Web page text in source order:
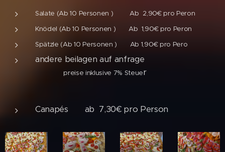
Salate (Ab 10 Personen ) Ab 2,90€ pro Peron
Knödel (Ab 10 Personen ) Ab 1,90€ pro Peron
Spätzle (Ab 10 Personen ) Ab 1,90€ pro Pero
andere beilagen auf anfrage
preise inklusive 7% Steuer
Canapés ab 7,30€ pro Person